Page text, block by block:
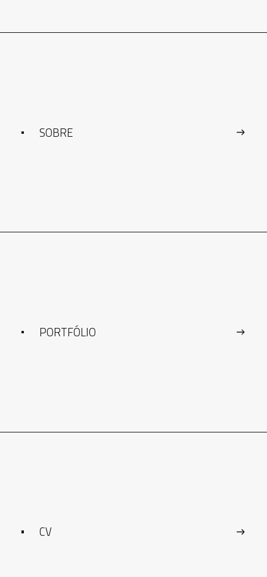
SOBRE
PORTFÓLIO
CV